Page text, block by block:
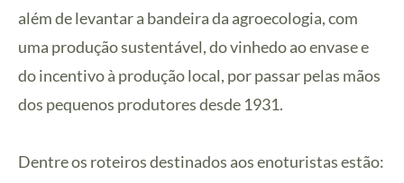
além de levantar a bandeira da agroecologia, com
uma produção sustentável, do vinhedo ao envase e
do incentivo à produção local, por passar pelas mãos
dos pequenos produtores desde 1931.
Dentre os roteiros destinados aos enoturistas estão: